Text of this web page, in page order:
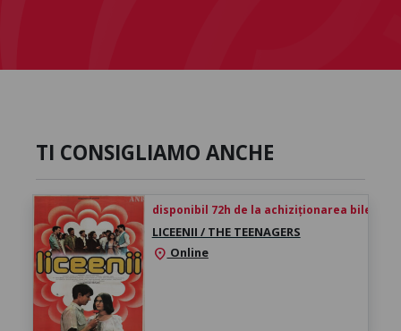
TI CONSIGLIAMO ANCHE
disponibil 72h de la achiziționarea biletului
LICEENII / THE TEENAGERS
location_on Online